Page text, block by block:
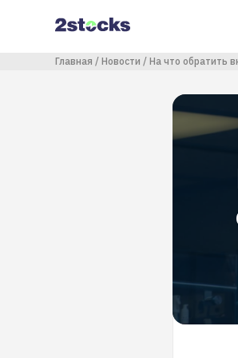
содержанию
Строка навигации
Главная Новости На что обратить